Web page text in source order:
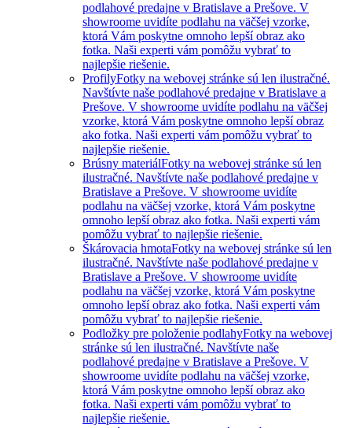
podlahové predajne v Bratislave a Prešove. V
showroome uvidíte podlahu na väčšej vzorke,
ktorá Vám poskytne omnoho lepší obraz ako
fotka. Naši experti vám pomôžu vybrať to
najlepšie riešenie.
ProfilyFotky na webovej stránke sú len ilustračné.
Navštívte naše podlahové predajne v Bratislave a
Prešove. V showroome uvidíte podlahu na väčšej
vzorke, ktorá Vám poskytne omnoho lepší obraz
ako fotka. Naši experti vám pomôžu vybrať to
najlepšie riešenie.
Brúsny materiálFotky na webovej stránke sú len
ilustračné. Navštívte naše podlahové predajne v
Bratislave a Prešove. V showroome uvidíte
podlahu na väčšej vzorke, ktorá Vám poskytne
omnoho lepší obraz ako fotka. Naši experti vám
pomôžu vybrať to najlepšie riešenie.
Škárovacia hmotaFotky na webovej stránke sú len
ilustračné. Navštívte naše podlahové predajne v
Bratislave a Prešove. V showroome uvidíte
podlahu na väčšej vzorke, ktorá Vám poskytne
omnoho lepší obraz ako fotka. Naši experti vám
pomôžu vybrať to najlepšie riešenie.
Podložky pre položenie podlahyFotky na webovej
stránke sú len ilustračné. Navštívte naše
podlahové predajne v Bratislave a Prešove. V
showroome uvidíte podlahu na väčšej vzorke,
ktorá Vám poskytne omnoho lepší obraz ako
fotka. Naši experti vám pomôžu vybrať to
najlepšie riešenie.